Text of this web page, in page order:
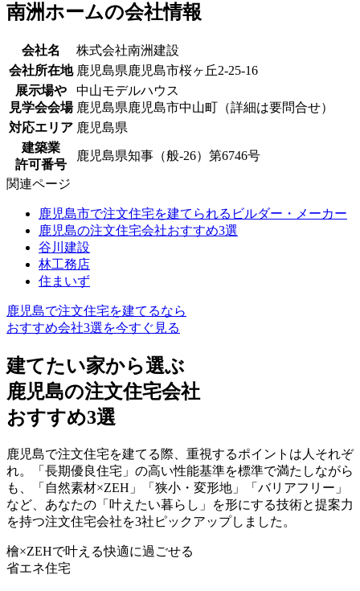
南洲ホームの会社情報
会社名
株式会社南洲建設
会社所在地 鹿児島県鹿児島市桜ヶ丘2-25-16
展示場や
見学会会場
中山モデルハウス
鹿児島県鹿児島市中山町（詳細は要問合せ）
対応エリア 鹿児島県
建築業
許可番号
鹿児島県知事（般-26）第6746号
関連ページ
鹿児島市で注文住宅を建てられるビルダー・メーカー
鹿児島の注文住宅会社おすすめ3選
谷川建設
林工務店
住まいず
鹿児島で注文住宅を建てるなら
おすすめ会社3選を今すぐ見る
建てたい家から選ぶ
鹿児島の注文住宅会社
おすすめ3選
鹿児島で注文住宅を建てる際、重視するポイントは人それぞ
れ。「長期優良住宅」の高い性能基準を標準で満たしながら
も、
「自然素材×ZEH」「狭小・変形地」「バリアフリー」
など、あなたの「叶えたい暮らし」を形にする技術と提案力
を持つ注文住宅会社を3社ピックアップしました。
檜×ZEHで叶える快適に過ごせる
省エネ住宅